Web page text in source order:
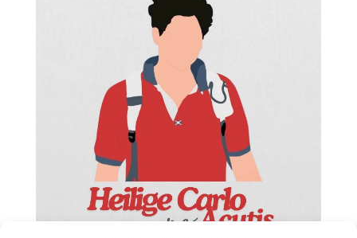
Facebook
Twitter